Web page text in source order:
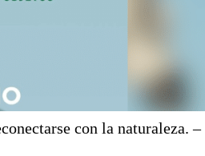
con la naturaleza. –